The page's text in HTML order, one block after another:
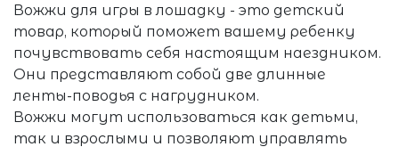
Вожжи для игры в лошадку - это детский
товар, который поможет вашему ребенку
почувствовать себя настоящим наездником.
Они представляют собой две длинные
ленты-поводья с нагрудником.
Вожжи могут использоваться как детьми,
так и взрослыми и позволяют управлять